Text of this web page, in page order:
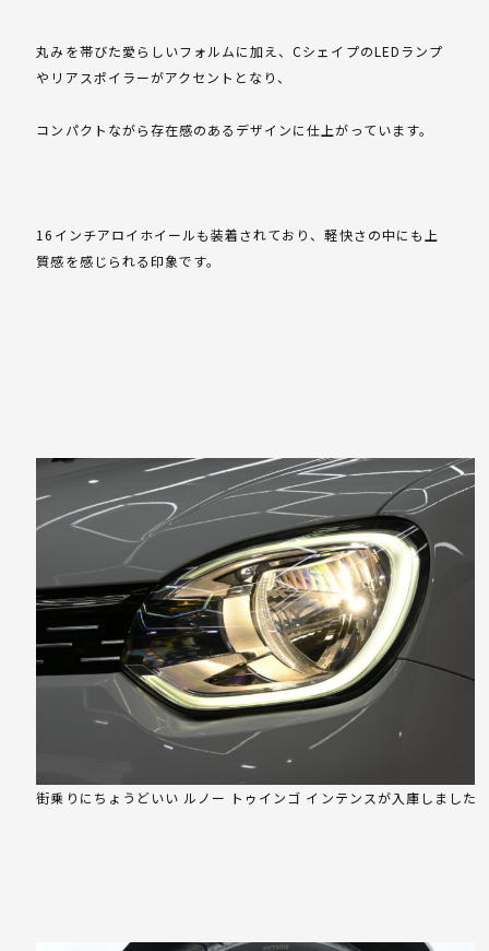
丸みを帯びた愛らしいフォルムに加え、CシェイプのLEDランプ
やリアスポイラーがアクセントとなり、
コンパクトながら存在感のあるデザインに仕上がっています。
16インチアロイホイールも装着されており、軽快さの中にも上
質感を感じられる印象です。
街乗りにちょうどいい ルノー トゥインゴ インテンスが入庫しました